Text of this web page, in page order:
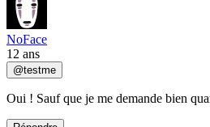
NoFace
12 ans
@testme
Oui ! Sauf que je me demande bien